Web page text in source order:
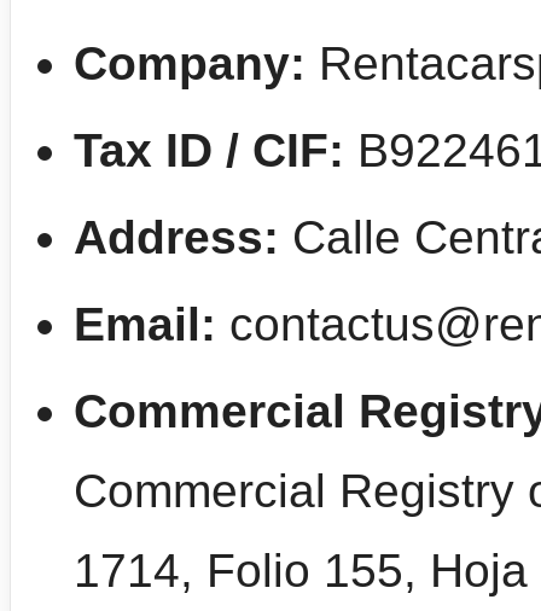
Company:
Tax ID / CIF:
Address: Calle
Email:
Commercial
Commercial Registry
1714, Folio 155,